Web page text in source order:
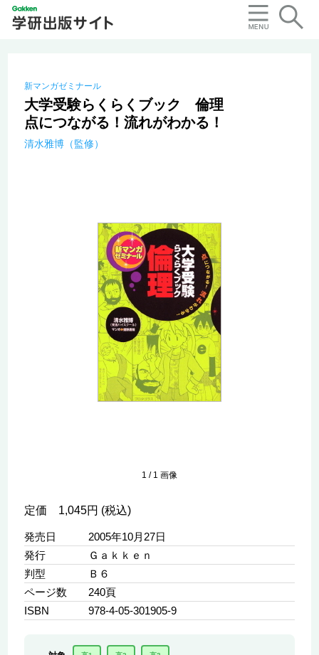
新マンガゼミナール
大学受験らくらくブック 倫理
点につながる！流れがわかる！
清水雅博（監修）
1 / 1 画像
定価 1,045円 (税込)
発売日
2005年10月27日
発行
Ｇａｋｋｅｎ
判型
Ｂ６
ページ数
240頁
ISBN
978-4-05-301905-9